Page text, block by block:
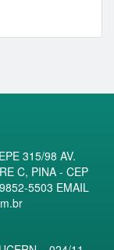
315/98 AV.
C, PINA - CEP
5503 EMAIL